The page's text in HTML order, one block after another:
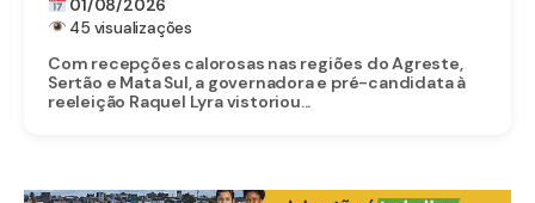
INVESTIMENTO
01/08/2026
45 visualizações
Com recepções calorosas nas regiões do Agreste,
Sertão e Mata Sul, a governadora e pré-candidata à
reeleição Raquel Lyra vistoriou...